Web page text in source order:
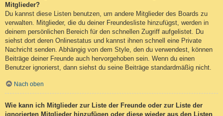
Mitglieder?
Du kannst diese Listen benutzen, um andere Mitglieder des Boards zu
verwalten. Mitglieder, die du deiner Freundesliste hinzufügst, werden in
deinem persönlichen Bereich für den schnellen Zugriff aufgelistet. Du
siehst dort deren Onlinestatus und kannst ihnen schnell eine Private
Nachricht senden. Abhängig von dem Style, den du verwendest, können
Beiträge deiner Freunde auch hervorgehoben sein. Wenn du einen
Benutzer ignorierst, dann siehst du seine Beiträge standardmäßig nicht.
Nach oben
Wie kann ich Mitglieder zur Liste der Freunde oder zur Liste der
ignorierten Mitglieder hinzufügen oder diese wieder aus den Listen